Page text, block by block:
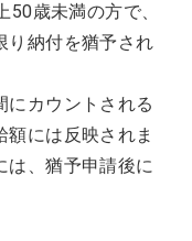
歳未満の方で、
り納付を猶予され
にカウントされる
額には反映されま
は、猶予申請後に